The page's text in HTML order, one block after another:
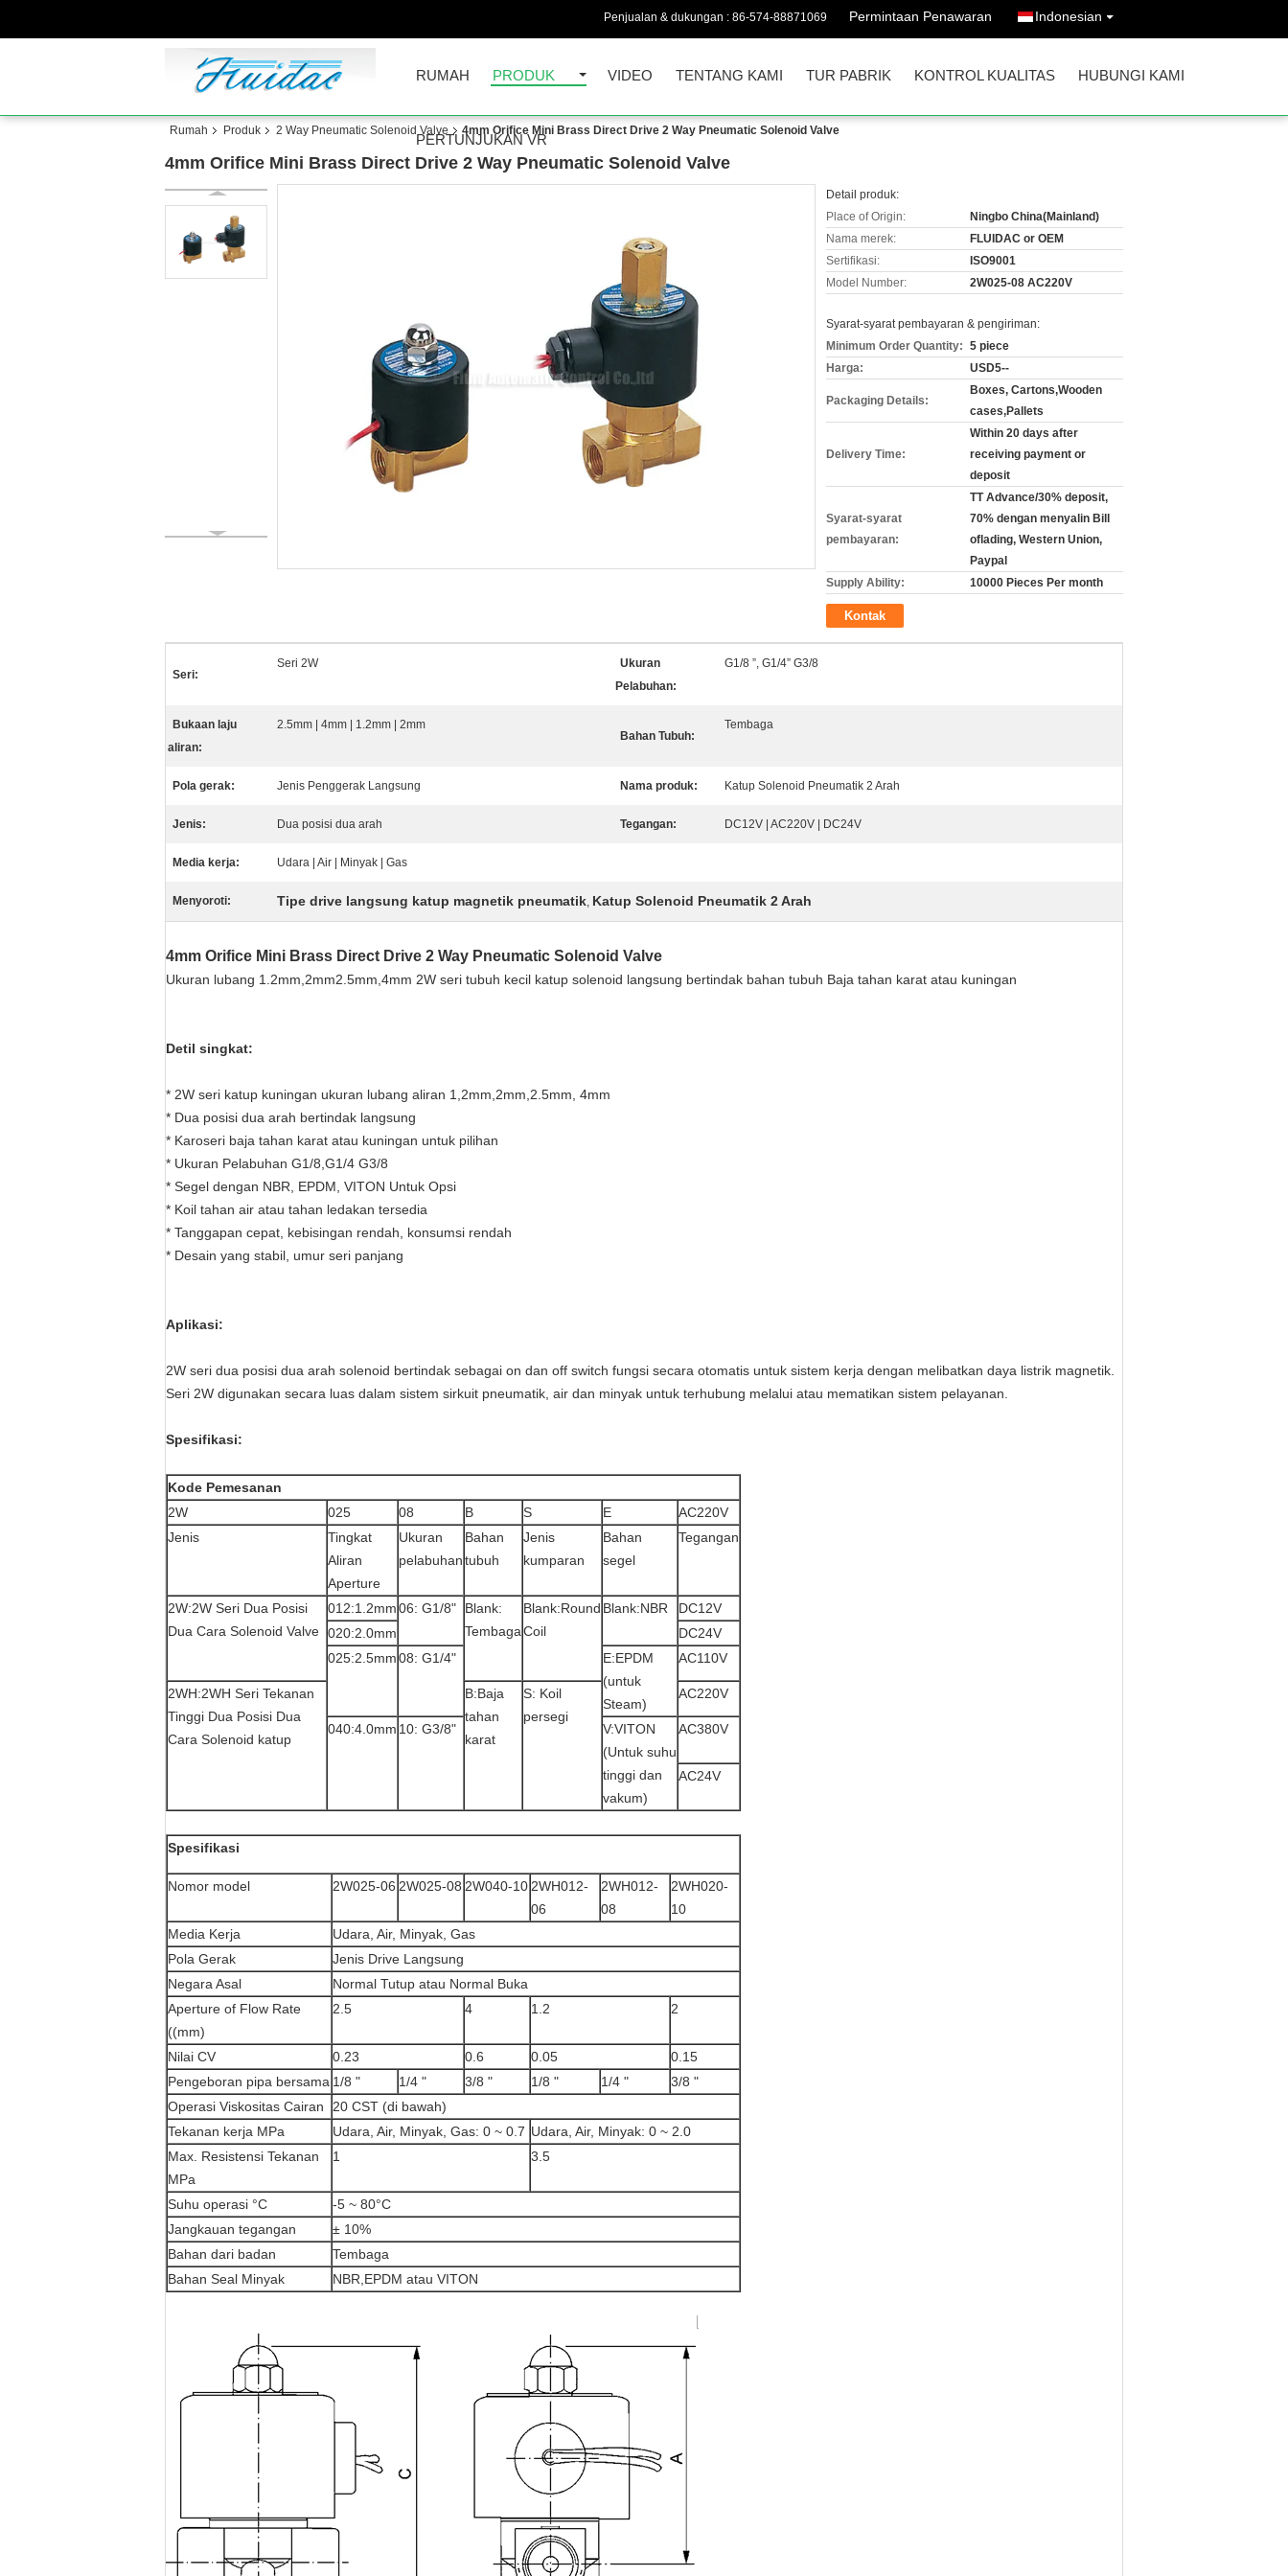
Penjualan & dukungan : 86-574-88871069 Permintaan Penawaran Indonesian
RUMAH PRODUK VIDEO TENTANG KAMI TUR PABRIK KONTROL KUALITAS HUBUNGI KAMI
PERTUNJUKAN VR
Rumah Produk 2 Way Pneumatic Solenoid Valve 4mm Orifice Mini Brass Direct Drive 2 Way Pneumatic Solenoid Valve
4mm Orifice Mini Brass Direct Drive 2 Way Pneumatic Solenoid Valve
Detail produk:
Place of Origin:
Ningbo China(Mainland)
Nama merek:
FLUIDAC or OEM
Sertifikasi:
ISO9001
Model Number:
2W025-08 AC220V
Syarat-syarat pembayaran & pengiriman:
Minimum Order Quantity: 5 piece
Harga:
USD5--
Packaging Details:
Boxes, Cartons,Wooden
cases,Pallets
Delivery Time:
Within 20 days after
receiving payment or
deposit
Syarat-syarat
pembayaran:
TT Advance/30% deposit,
70% dengan menyalin Bill
oflading, Western Union,
Paypal
Supply Ability:
10000 Pieces Per month
Kontak
Seri:
Seri 2W
Ukuran
Pelabuhan:
G1/8 ”, G1/4” G3/8
Bukaan laju
aliran:
2.5mm | 4mm | 1.2mm | 2mm
Bahan Tubuh:
Tembaga
Pola gerak: Jenis Penggerak Langsung Nama produk: Katup Solenoid Pneumatik 2 Arah
Jenis: Dua posisi dua arah Tegangan: DC12V | AC220V | DC24V
Media kerja: Udara | Air | Minyak | Gas
Menyoroti: Tipe drive langsung katup magnetik pneumatik, Katup Solenoid Pneumatik 2 Arah
4mm Orifice Mini Brass Direct Drive 2 Way Pneumatic Solenoid Valve
Ukuran lubang 1.2mm,2mm2.5mm,4mm 2W seri tubuh kecil katup solenoid langsung bertindak bahan tubuh Baja tahan karat atau kuningan
Detil singkat:
* 2W seri katup kuningan ukuran lubang aliran 1,2mm,2mm,2.5mm, 4mm
* Dua posisi dua arah bertindak langsung
* Karoseri baja tahan karat atau kuningan untuk pilihan
* Ukuran Pelabuhan G1/8,G1/4 G3/8
* Segel dengan NBR, EPDM, VITON Untuk Opsi
* Koil tahan air atau tahan ledakan tersedia
* Tanggapan cepat, kebisingan rendah, konsumsi rendah
* Desain yang stabil, umur seri panjang
Aplikasi:
2W seri dua posisi dua arah solenoid bertindak sebagai on dan off switch fungsi secara otomatis untuk sistem kerja dengan melibatkan daya listrik magnetik.
Seri 2W digunakan secara luas dalam sistem sirkuit pneumatik, air dan minyak untuk terhubung melalui atau mematikan sistem pelayanan.
Spesifikasi:
Kode Pemesanan
2W
025 08 B S E
AC220V
Jenis
Tingkat
Aliran
Aperture
Ukuran
pelabuhan
Bahan
tubuh
Jenis
kumparan
Bahan
segel
Tegangan
2W:2W Seri Dua Posisi
Dua Cara Solenoid Valve
012:1.2mm06: G1/8"
Blank:
Tembaga
Blank:Round
Coil
Blank:NBR
DC12V
020:2.0mm
DC24V
025:2.5mm08: G1/4"
E:EPDM
(untuk
Steam)
AC110V
2WH:2WH Seri Tekanan
Tinggi Dua Posisi Dua
Cara Solenoid katup
B:Baja
tahan
karat
S: Koil
persegi
AC220V
040:4.0mm 10: G3/8"
V:VITON
(Untuk suhu
tinggi dan
vakum)
AC380V
AC24V
Spesifikasi
Nomor model 2W025-06 2W025-08 2W040-10 2WH012-
06
2WH012-
08
2WH020-
10
Media Kerja
Udara, Air, Minyak, Gas
Pola Gerak
Jenis Drive Langsung
Negara Asal
Normal Tutup atau Normal Buka
Aperture of Flow Rate
((mm)
2.5 4 1.2 2
Nilai CV 0.23 0.6 0.05
0.15
Pengeboran pipa bersama 1/8 " 1/4 " 3/8 " 1/8 " 1/4 "
3/8 "
Operasi Viskositas Cairan
20 CST (di bawah)
Tekanan kerja MPa
Udara, Air, Minyak, Gas: 0 ~ 0.7 Udara, Air, Minyak: 0 ~ 2.0
Max. Resistensi Tekanan
MPa
1 3.5
Suhu operasi °C
-5 ~ 80°C
Jangkauan tegangan
± 10%
Bahan dari badan
Tembaga
Bahan Seal Minyak
NBR,EPDM atau VITON